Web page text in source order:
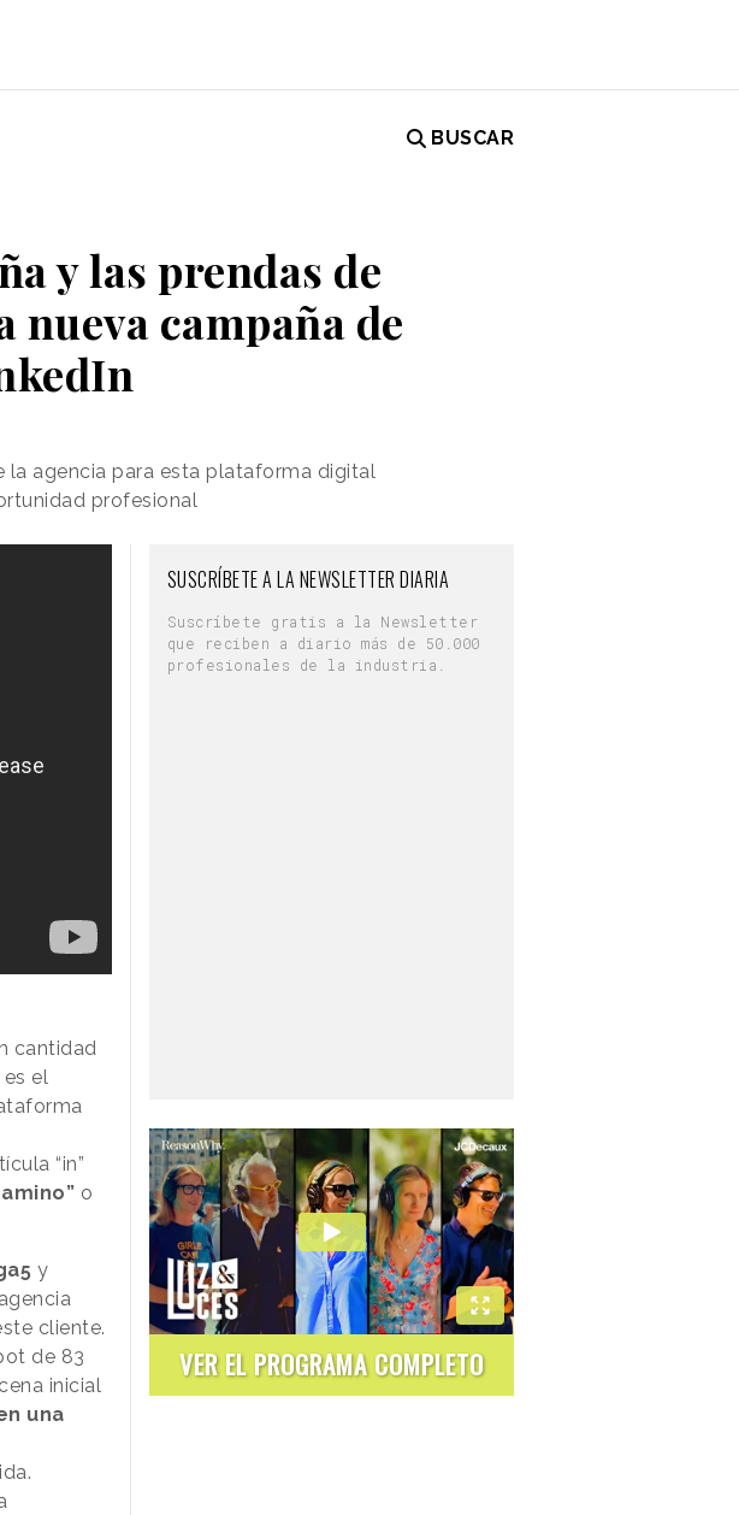
BUSCAR
y las prendas de
campaña de
la agencia para esta plataforma digital
profesional
cantidad
es el
“in”
o
y
cliente.
de 83
inicial
una
SUSCRÍBETE A LA NEWSLETTER DIARIA
Suscríbete gratis a la Newsletter
que reciben a diario más de 50.000
profesionales de la industria.
VER EL PROGRAMA COMPLETO